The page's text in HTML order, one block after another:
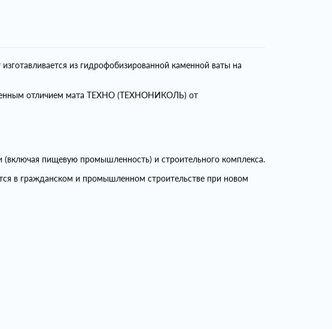
из гидрофобизированной каменной ваты на
отличием мата ТЕХНО (ТЕХНОНИКОЛЬ) от
(включая пищевую промышленность) и строительного комплекса.
в гражданском и промышленном строительстве при новом